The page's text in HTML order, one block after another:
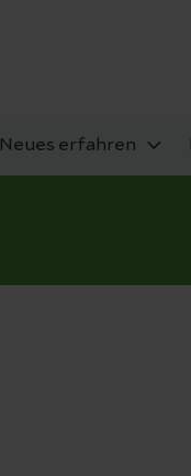
Neues erfahren